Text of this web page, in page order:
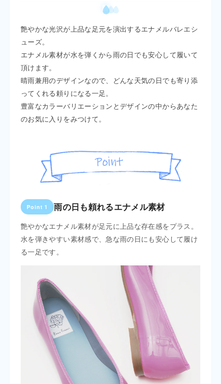
艶やかな光沢が上品な足元を演出するエナメルバレエシ
ューズ。
エナメル素材が水を弾くから雨の日でも安心して履いて
頂けます。
晴雨兼用のデザインなので、どんな天気の日でも寄り添
ってくれる頼りになる一足。
豊富なカラーバリエーションとデザインの中からあなた
のお気に入りをみつけて。
Point 1 雨の日も頼れるエナメル素材
艶やかなエナメル素材が足元に上品な存在感をプラス。
水を弾きやすい素材感で、急な雨の日にも安心して履け
る一足です。